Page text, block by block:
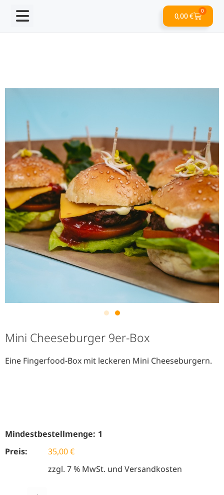
0,00€
0
Mini Cheeseburger 9er-Box
Eine Fingerfood-Box mit leckeren Mini Cheeseburgern.
Mindestbestellmenge: 1
Preis:
35,00€
zzgl. 7 % MwSt. und Versandkosten